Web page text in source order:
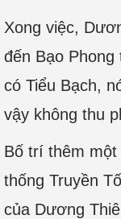
Xong việc,
đến Bạo
có Tiểu Bạch,
vậy không thu
Bố trí thêm
thống Truyền
của Dương